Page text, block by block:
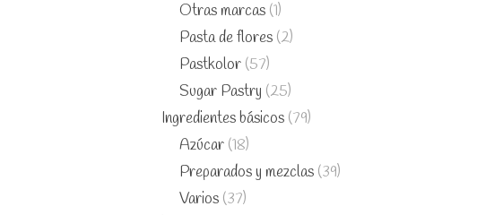
Otras marcas (1)
Pasta de flores (2)
Pastkolor (57)
Sugar Pastry (25)
Ingredientes básicos (79)
Azúcar (18)
Preparados y mezclas (39)
Varios (37)